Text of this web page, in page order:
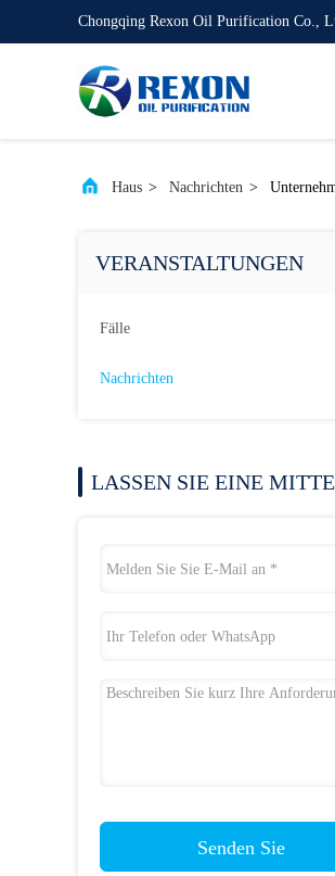
Chongqing Rexon Oil Purification Co.,
Haus > Nachrichten >
VERANSTALTUNGEN
Fälle
Nachrichten
LASSEN SIE EINE
Senden Sie